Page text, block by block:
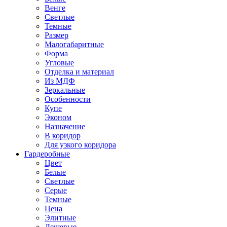
Венге
Светлые
Темные
Размер
Малогабаритные
Форма
Угловые
Отделка и материал
Из МДФ
Зеркальные
Особенности
Купе
Эконом
Назначение
В коридор
Для узкого коридора
Гардеробные
Цвет
Белые
Светлые
Серые
Темные
Цена
Элитные